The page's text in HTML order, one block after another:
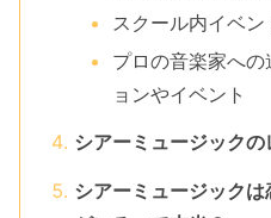
スクール内イベン
プロの音楽家へ
ョンやイベント
シアーミュージックの
シアーミュージック